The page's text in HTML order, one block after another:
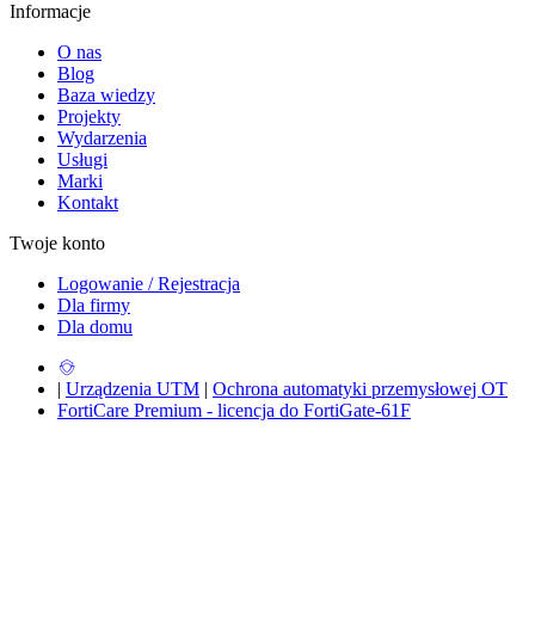
Informacje
O nas
Blog
Baza wiedzy
Projekty
Wydarzenia
Usługi
Marki
Kontakt
Twoje konto
Logowanie / Rejestracja
Dla firmy
Dla domu
| Urządzenia UTM | Ochrona automatyki przemysłowej OT
FortiCare Premium - licencja do FortiGate-61F